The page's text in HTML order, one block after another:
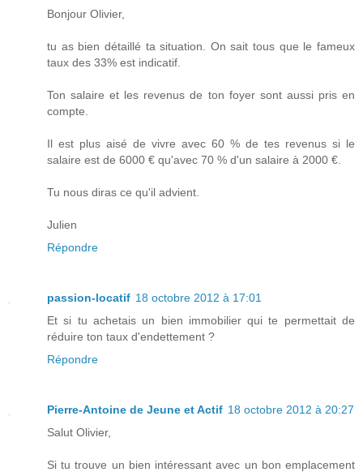
Bonjour Olivier,
tu as bien détaillé ta situation. On sait tous que le fameux
taux des 33% est indicatif.
Ton salaire et les revenus de ton foyer sont aussi pris en
compte.
Il est plus aisé de vivre avec 60 % de tes revenus si le
salaire est de 6000 € qu'avec 70 % d'un salaire à 2000 €.
Tu nous diras ce qu'il advient.
Julien
Répondre
passion-locatif 18 octobre 2012 à 17:01
Et si tu achetais un bien immobilier qui te permettait de
réduire ton taux d'endettement ?
Répondre
Pierre-Antoine de Jeune et Actif 18 octobre 2012 à 20:27
Salut Olivier,
Si tu trouve un bien intéressant avec un bon emplacement